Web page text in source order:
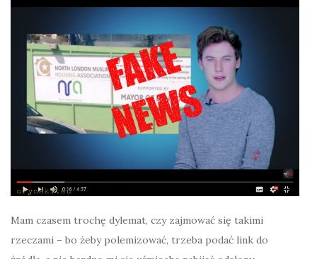
Mam czasem trochę dylemat, czy zajmować się takimi
rzeczami – bo żeby polemizować, trzeba podać link do